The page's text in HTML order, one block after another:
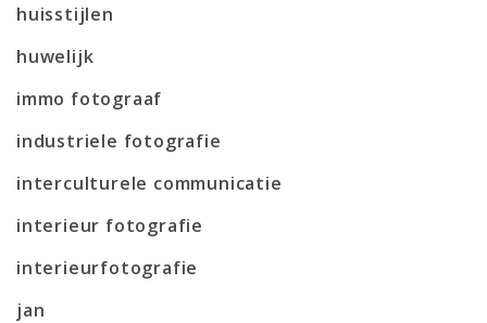
huisstijlen
huwelijk
immo fotograaf
industriele fotografie
interculturele communicatie
interieur fotografie
interieurfotografie
jan